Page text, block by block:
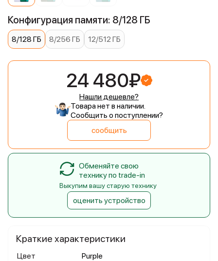
Краткие характеристики
Цвет
Purple
Конфигурация памяти: 8/128 ГБ
8/128 ГБ 8/256 ГБ 12/512 ГБ
24 480₽
Нашли дешевле?
Товара нет в наличии.
Сообщить о поступлении?
сообщить
Обменяйте свою
технику по trade-in
Выкупим вашу старую технику
оценить устройство